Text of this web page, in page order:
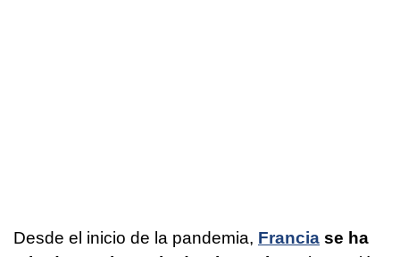
Desde el inicio de la pandemia, Francia se ha